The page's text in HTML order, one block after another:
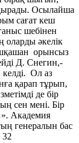
Осылайша
сағат кеш
шебінен
оларды әкелік
орынсыз
Д. Снегин,-
келді. Ол аз
қарап тұрып,
де бір
сен мені. Бір
Академия
генералын бас
32